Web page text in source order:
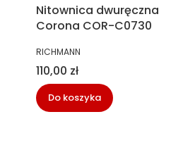
Nitownica dwuręczna
Corona COR-C0730
PRODUCENT
RICHMANN
Cena
110,00 zł
Do koszyka